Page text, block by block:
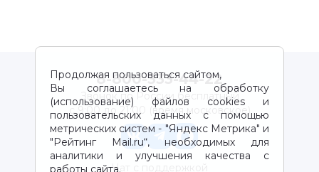
Продолжая пользоваться сайтом,
Вы соглашаетесь на обработку
(использование) файлов cookies и
пользовательских данных с помощью
метрических систем - "Яндекс Метрика" и
"Рейтинг Mail.ru“, необходимых для
аналитики и улучшения качества с
работы сайта.
8-800-333-44-22
Звонок по России бесплатный
с 9:00 до 21:00 (время московское)
Чат с поддержкой